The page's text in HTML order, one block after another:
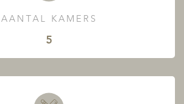
AANTAL KAMERS
5